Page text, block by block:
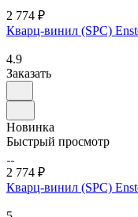
2 774 ₽
Кварц-винил (SPC)
4.9
Заказать
Новинка
Быстрый просмотр
2 774 ₽
Кварц-винил (SPC)